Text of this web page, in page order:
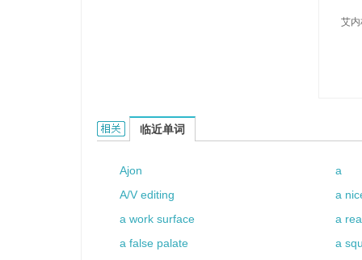
艾
Ajneling的相关资料：
临近单词
Ajon
a
A/V editing
a
a work surface
a
a false palate
a